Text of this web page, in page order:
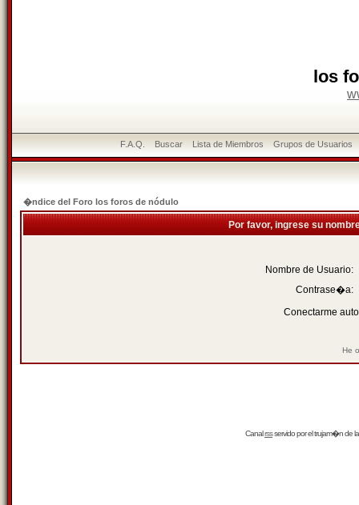
los
F.A.Q. Buscar Lista de Miembros Grupos de Usuarios
�ndice del Foro los foros de nódulo
Por favor, ingrese su
Nombre de Usuario:
Contrase�a:
Conectarme
He
Canalrssservido por eltrujam�nde